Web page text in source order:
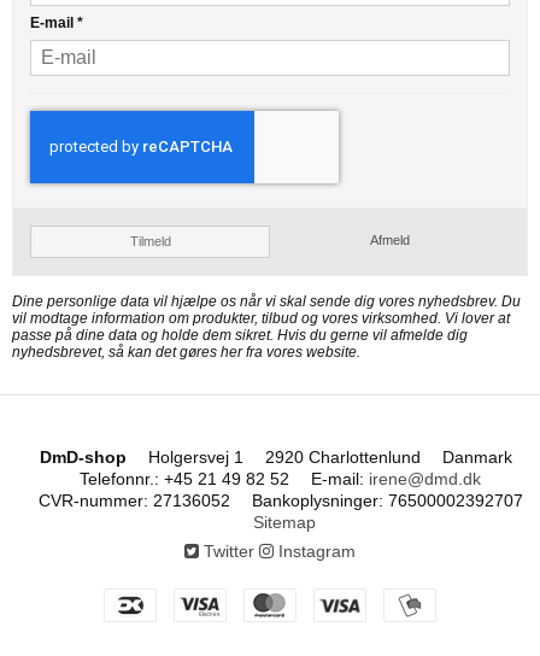
E-mail *
Tilmeld Afmeld
Dine personlige data vil hjælpe os når vi skal sende dig vores nyhedsbrev. Du
vil modtage information om produkter, tilbud og vores virksomhed. Vi lover at
passe på dine data og holde dem sikret. Hvis du gerne vil afmelde dig
nyhedsbrevet, så kan det gøres her fra vores website.
DmD-shop Holgersvej 1 2920 Charlottenlund
Danmark
Telefonnr. : +45 21 49 82 52 E-mail: irene@dmd.dk
CVR-nummer: 27136052 Bankoplysninger: 76500002392707
Sitemap
Twitter
Instagram